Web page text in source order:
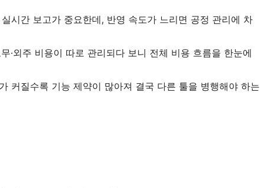
시간 보고가 중요한데, 반영 속도가 느리면 공정 관리에 차
무·외주 비용이 따로 관리되다 보니 전체 비용 흐름을 한눈에
커질수록 기능 제약이 많아져 결국 다른 툴을 병행해야 하는